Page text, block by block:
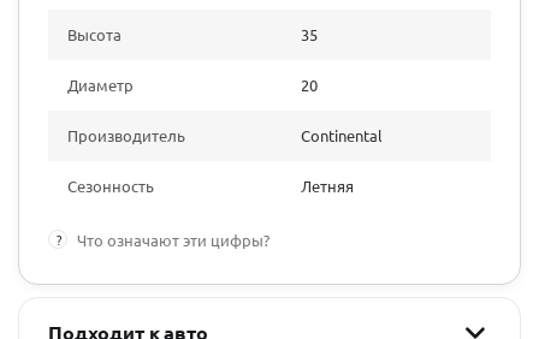
Высота 35
Диаметр 20
Производитель Continental
Сезонность Летняя
? Что означают эти цифры?
Подходит к авто